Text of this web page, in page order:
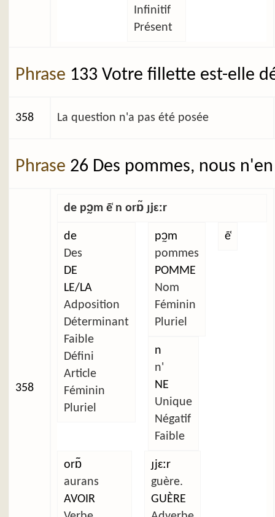
Infinitif
Présent
Phrase 133 Votre fillette est-elle
358 La question n'a pas été posée
Phrase 26 Des pommes, nous
358
de pɔ̰m ẽ̜ n orɒ̃ ɟjɛːr
de
Des
DE
LE/LA
Adposition
Déterminant
Faible
Défini
Article
Féminin
Pluriel
pɔ̰m
pommes
POMME
Nom
Féminin
Pluriel
ẽ̜
n
n'
NE
Unique
Négatif
Faible
orɒ̃
aurans
AVOIR
ɟjɛːr
guère.
GUÈRE